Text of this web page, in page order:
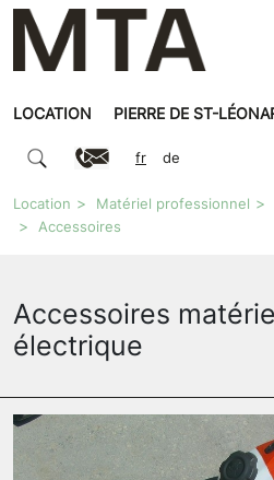
LOCATION PIERRE DE ST-
fr de
Location Matériel professionnel
Accessoires
Accessoires
électrique